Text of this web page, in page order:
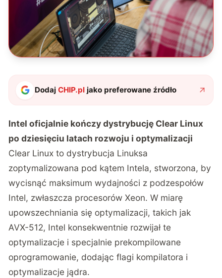
DodajCHIP.pl jako preferowane źródło
Intel oficjalnie kończy dystrybucję Clear Linux
po dziesięciu latach rozwoju i optymalizacji
Clear Linux to dystrybucja Linuksa
zoptymalizowana pod kątem Intela, stworzona, by
wycisnąć maksimum wydajności z podzespołów
Intel, zwłaszcza procesorów Xeon. W miarę
upowszechniania się optymalizacji, takich jak
AVX-512, Intel konsekwentnie rozwijał te
optymalizacje i specjalnie prekompilowane
oprogramowanie, dodając flagi kompilatora i
optymalizacje jądra.